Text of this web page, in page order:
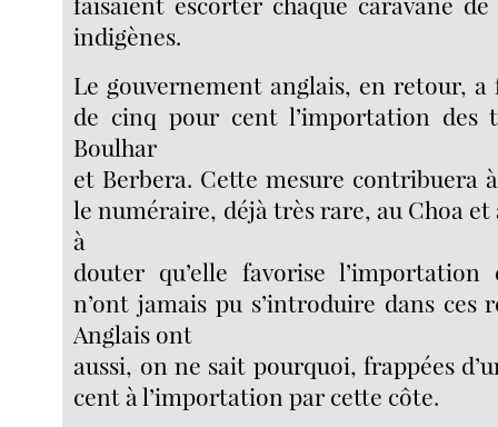
indigènes.
Le gouvernement anglais, en retour, a
de cinq pour cent l’importation des
Boulhar
et Berbera. Cette mesure contribuera
le numéraire, déjà très rare, au Choa
à
douter qu’elle favorise
n’ont jamais pu s’introduire dans ces
Anglais ont
aussi, on ne sait pourquoi, frappées
cent à l’importation par cette côte.